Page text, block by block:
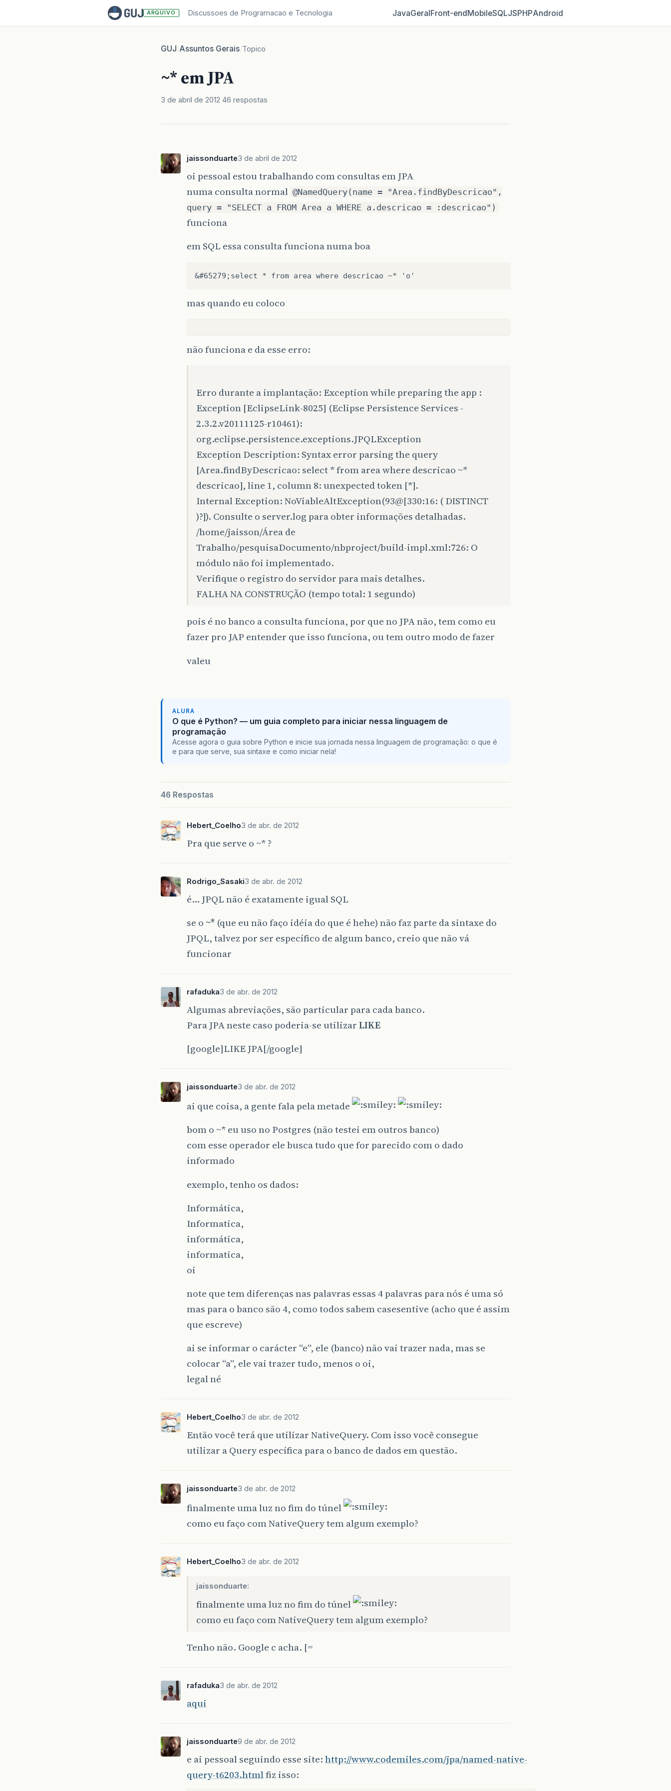
ARQUIVO Discussoes de Programacao e Tecnologia JavaGeralFront‑endMobileSQLJSPHPAndroid
GUJ/Assuntos Gerais/Topico
~* em JPA
3 de abril de 2012 46 respostas
jaissonduarte3 de abril de 2012
oi pessoal estou trabalhando com consultas em JPA
numa consulta normal @NamedQuery(name = "Area.findByDescricao",
query = "SELECT a FROM Area a WHERE a.descricao = :descricao")
funciona
em SQL essa consulta funciona numa boa
mas quando eu coloco
não funciona e da esse erro:
Erro durante a implantação: Exception while preparing the app :
Exception [EclipseLink-8025] (Eclipse Persistence Services -
2.3.2.v20111125-r10461):
org.eclipse.persistence.exceptions.JPQLException
Exception Description: Syntax error parsing the query
[Area.findByDescricao: select * from area where descricao ~*
descricao], line 1, column 8: unexpected token [*].
Internal Exception: NoViableAltException(93@[330:16: ( DISTINCT
)?]). Consulte o server.log para obter informações detalhadas.
/home/jaisson/Área de
Trabalho/pesquisaDocumento/nbproject/build-impl.xml:726: O
módulo não foi implementado.
Verifique o registro do servidor para mais detalhes.
FALHA NA CONSTRUÇÃO (tempo total: 1 segundo)
pois é no banco a consulta funciona, por que no JPA não, tem como eu
fazer pro JAP entender que isso funciona, ou tem outro modo de fazer
valeu
ALURA
O que é Python? — um guia completo para iniciar nessa linguagem de
programação
Acesse agora o guia sobre Python e inicie sua jornada nessa linguagem de programação: o que é
e para que serve, sua sintaxe e como iniciar nela!
46 Respostas
Hebert_Coelho3 de abr. de 2012
Pra que serve o ~* ?
Rodrigo_Sasaki3 de abr. de 2012
é… JPQL não é exatamente igual SQL
se o ~* (que eu não faço idéia do que é hehe) não faz parte da sintaxe do
JPQL, talvez por ser específico de algum banco, creio que não vá
funcionar
rafaduka3 de abr. de 2012
Algumas abreviações, são particular para cada banco.
Para JPA neste caso poderia-se utilizarLIKE
[google]LIKE JPA[/google]
jaissonduarte3 de abr. de 2012
ai que coisa, a gente fala pela metade
bom o ~* eu uso no Postgres (não testei em outros banco)
com esse operador ele busca tudo que for parecido com o dado
informado
exemplo, tenho os dados:
Informática,
Informatica,
informática,
informatica,
oi
note que tem diferenças nas palavras essas 4 palavras para nós é uma só
mas para o banco são 4, como todos sabem casesentive (acho que é assim
que escreve)
ai se informar o carácter “e”, ele (banco) não vai trazer nada, mas se
colocar “a”, ele vai trazer tudo, menos o oi,
legal né
Hebert_Coelho3 de abr. de 2012
Então você terá que utilizar NativeQuery. Com isso você consegue
utilizar a Query específica para o banco de dados em questão.
jaissonduarte3 de abr. de 2012
finalmente uma luz no fim do túnel
como eu faço com NativeQuery tem algum exemplo?
Hebert_Coelho3 de abr. de 2012
jaissonduarte:
finalmente uma luz no fim do túnel
como eu faço com NativeQuery tem algum exemplo?
Tenho não. Google c acha. [=
rafaduka3 de abr. de 2012
aqui
jaissonduarte9 de abr. de 2012
e ai pessoal seguindo esse site:http://www.codemiles.com/jpa/named-native-
query-t6203.htmlfiz isso: